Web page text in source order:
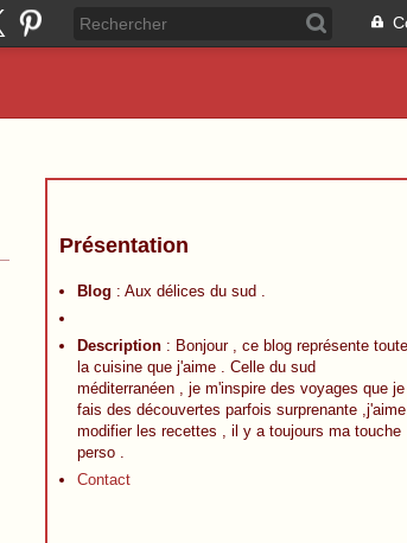
Présentation
Blog : Aux délices du sud .
Description : Bonjour , ce blog représente toute
la cuisine que j'aime . Celle du sud
méditerranéen , je m'inspire des voyages que je
fais des découvertes parfois surprenante ,j'aime
modifier les recettes , il y a toujours ma touche
perso .
Contact